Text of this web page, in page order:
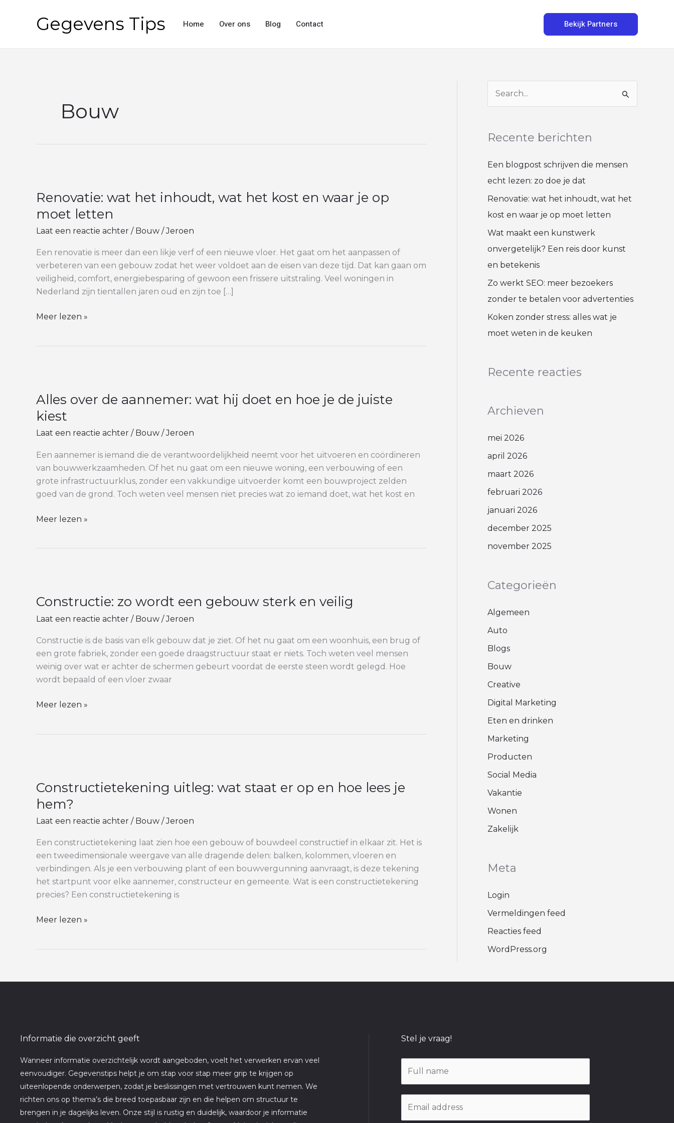
Gegevens Tips Home Over ons Blog Contact Bekijk Partners
Bouw
Renovatie: wat het inhoudt, wat het kost en waar je op
moet letten
Laat een reactie achter / Bouw /Jeroen
Een renovatie is meer dan een likje verf of een nieuwe vloer. Het gaat om het aanpassen of
verbeteren van een gebouw zodat het weer voldoet aan de eisen van deze tijd. Dat kan gaan om
veiligheid, comfort, energiebesparing of gewoon een frissere uitstraling. Veel woningen in
Nederland zijn tientallen jaren oud en zijn toe […]
het
inhoudt,
het
kost
en
waar
je
moet
Meer lezen »
Alles over de aannemer: wat hij doet en hoe je de juiste
kiest
Laat een reactie achter / Bouw /Jeroen
Een aannemer is iemand die de verantwoordelijkheid neemt voor het uitvoeren en coördineren
van bouwwerkzaamheden. Of het nu gaat om een nieuwe woning, een verbouwing of een
grote infrastructuurklus, zonder een vakkundige uitvoerder komt een bouwproject zelden
goed van de grond. Toch weten veel mensen niet precies wat zo iemand doet, wat het kost en
de
aannemer:
hij
doet
juiste
Meer lezen »
Constructie: zo wordt een gebouw sterk en veilig
Laat een reactie achter / Bouw /Jeroen
Constructie is de basis van elk gebouw dat je ziet. Of het nu gaat om een woonhuis, een brug of
een grote fabriek, zonder een goede draagstructuur staat er niets. Toch weten veel mensen
weinig over wat er achter de schermen gebeurt voordat de eerste steen wordt gelegd. Hoe
wordt bepaald of een vloer zwaar
wordt
een
sterk
en
veilig
Meer lezen »
Constructietekening uitleg: wat staat er op en hoe lees je
hem?
Laat een reactie achter / Bouw /Jeroen
Een constructietekening laat zien hoe een gebouw of bouwdeel constructief in elkaar zit. Het is
een tweedimensionale weergave van alle dragende delen: balken, kolommen, vloeren en
verbindingen. Als je een verbouwing plant of een bouwvergunning aanvraagt, is deze tekening
het startpunt voor elke aannemer, constructeur en gemeente. Wat is een constructietekening
precies? Een constructietekening is
wat
staat
op
en
lees
je
hem?
Meer lezen »
k
n
Recente berichten
Een blogpost schrijven die mensen
echt lezen: zo doe je dat
Renovatie: wat het inhoudt, wat het
kost en waar je op moet letten
Wat maakt een kunstwerk
onvergetelijk? Een reis door kunst
en betekenis
Zo werkt SEO: meer bezoekers
zonder te betalen voor advertenties
Koken zonder stress: alles wat je
moet weten in de keuken
Recente reacties
Archieven
mei 2026
april 2026
maart 2026
februari 2026
januari 2026
december 2025
november 2025
Categorieën
Algemeen
Auto
Blogs
Bouw
Creative
Digital Marketing
Eten en drinken
Marketing
Producten
Social Media
Vakantie
Wonen
Zakelijk
Meta
Login
Vermeldingen feed
Reacties feed
WordPress.org
Informatie die overzicht geeft
Wanneer informatie overzichtelijk wordt aangeboden, voelt het verwerken ervan veel
eenvoudiger. Gegevenstips helpt je om stap voor stap meer grip te krijgen op
uiteenlopende onderwerpen, zodat je beslissingen met vertrouwen kunt nemen. We
richten ons op thema’s die breed toepasbaar zijn en die helpen om structuur te
brengen in je dagelijks leven. Onze stijl is rustig en duidelijk, waardoor je informatie
Stel je vraag!